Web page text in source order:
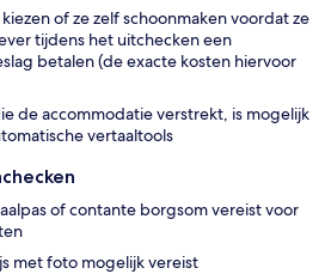
of ze zelf schoonmaken voordat ze
tijdens het uitchecken een
betalen (de exacte kosten hiervoor
de accommodatie verstrekt, is mogelijk
vertaaltools
of contante borgsom vereist voor
met foto mogelijk vereist